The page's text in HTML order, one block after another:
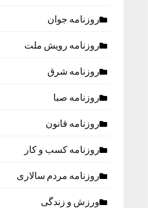
روزنامه جوان
روزنامه رویش ملت
روزنامه شرق
روزنامه صبا
روزنامه قانون
روزنامه كسب و كار
روزنامه مردم سالاری
ورزش و زندگی